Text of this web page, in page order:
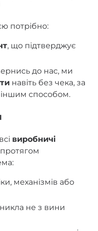
потрібно:
, що підтверджує
до нас, ми
навіть без чека, за
способом.
виробничі
механізмів або
не з вини